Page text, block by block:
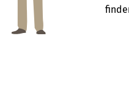
die Aufgabeerklärung nicht
Anteil im Sinne des Absatzes
eingeht.
vollendet oder ist er
nur
um den Betrag, um den der